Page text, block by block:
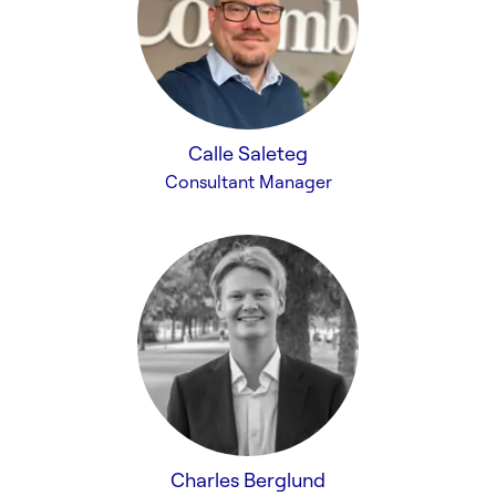
Calle Saleteg
Consultant Manager
Charles Berglund